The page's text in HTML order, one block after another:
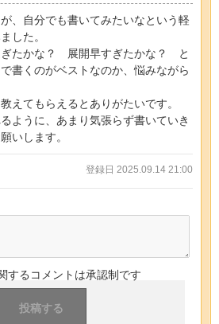
、自分でも書いてみたいなという軽
した。
ぎたかな？ 展開早すぎたかな？ と
書くのがベストなのか、悩みながら
えてもらえるとありがたいです。
ように、あまり気張らず書いていき
いします。
登録日 2025.09.14 21:00
するコメントは承認制です